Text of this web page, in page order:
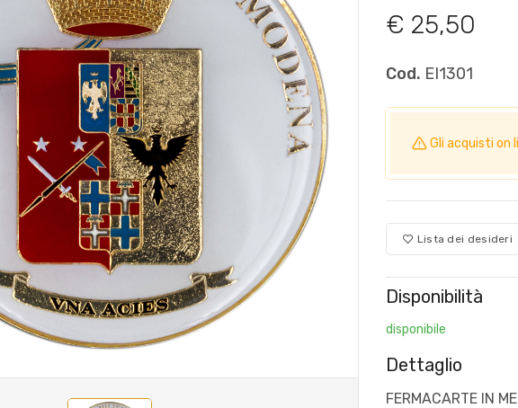
€ 25,50
Cod. EI1301
Gli acquisti on
Lista dei desideri
Disponibilità
disponibile
Dettaglio
FERMACARTE IN